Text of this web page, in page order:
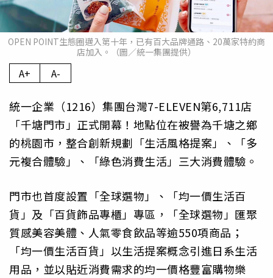
OPEN POINT生態圈邁入第十年，已有百大品牌通路、20萬家特約商
店加入。（圖／統一集團提供）
A+ A-
統一企業（1216）集團台灣7-ELEVEN第6,711店
「千塘門市」正式開幕！地點位在被譽為千塘之鄉
的桃園市，整合創新規劃「生活風格提案」、「多
元複合體驗」、「綠色消費生活」三大消費體驗。
門市也首度設置「全球選物」、「均一價生活百
貨」及「百貨飾品專櫃」專區，「全球選物」匯聚
質感美容美體、人氣零食飲品等逾550項商品；
「均一價生活百貨」以生活提案概念引進日系生活
用品，並以貼近消費需求的均一價格豐富購物樂